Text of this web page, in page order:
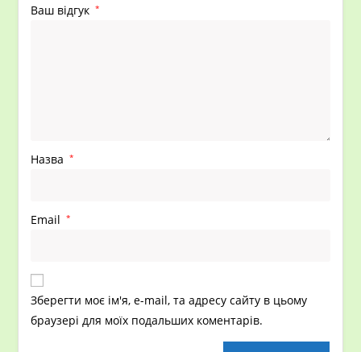
Ваш відгук *
Назва *
Email *
Зберегти моє ім'я, e-mail, та адресу сайту в цьому
браузері для моїх подальших коментарів.